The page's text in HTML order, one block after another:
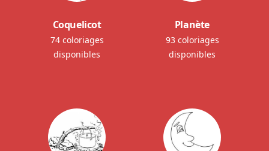
Coquelicot
74 coloriages
disponibles
Planète
93 coloriages
disponibles